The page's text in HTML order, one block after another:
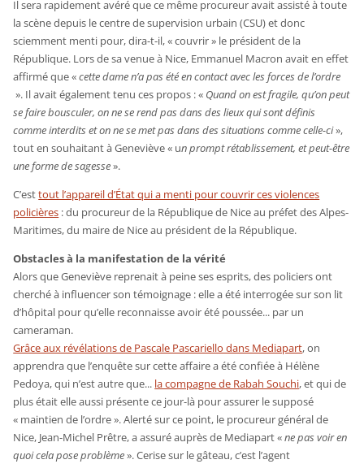
Il sera rapidement avéré que ce même procureur avait assisté à toute
la scène depuis le centre de supervision urbain (CSU) et donc
sciemment menti pour, dira-t-il, « couvrir » le président de la
République. Lors de sa venue à Nice, Emmanuel Macron avait en effet
affirmé que «cette dame n’a pas été en contact avec les forces de l’ordre
». Il avait également tenu ces propos : « Quand on est fragile, qu’on peut
se faire bousculer, on ne se rend pas dans des lieux qui sont définis
comme interdits et on ne se met pas dans des situations comme celle-ci»,
tout en souhaitant à Geneviève « un prompt rétablissement, et peut-être
une forme de sagesse».
C’esttout l’appareil d’État qui a menti pour couvrir ces violences
policières : du procureur de la République de Nice au préfet des Alpes-
Maritimes, du maire de Nice au président de la République.
Obstacles à la manifestation de la vérité
Alors que Geneviève reprenait à peine ses esprits, des policiers ont
cherché à influencer son témoignage : elle a été interrogée sur son lit
d’hôpital pour qu’elle reconnaisse avoir été poussée... par un
cameraman.
Grâce aux révélations de Pascale Pascariello dans Mediapart, on
apprendra que l’enquête sur cette affaire a été confiée à Hélène
Pedoya, qui n’est autre que... la compagne de Rabah Souchi, et qui de
plus était elle aussi présente ce jour-là pour assurer le supposé
« maintien de l’ordre ». Alerté sur ce point, le procureur général de
Nice, Jean-Michel Prêtre, a assuré auprès de Mediapart «ne pas voir en
quoi cela pose problème». Cerise sur le gâteau, c’est l’agent